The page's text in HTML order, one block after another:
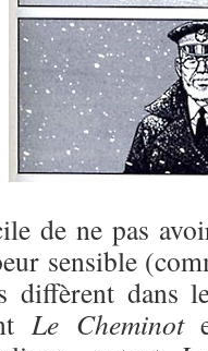
de ne pas
sensible
diffèrent dans
Le Cheminot